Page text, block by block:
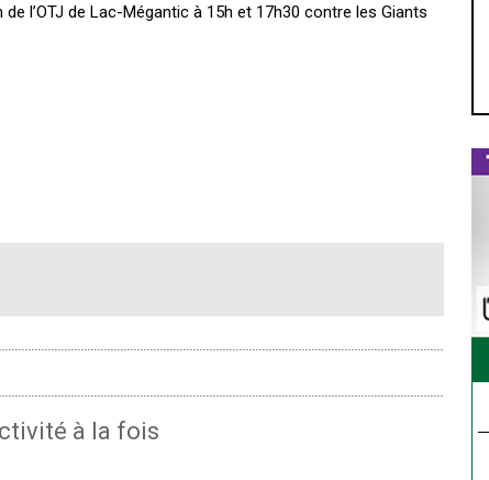
l’OTJ de Lac-Mégantic à 15h et 17h30 contre les Giants
à la fois